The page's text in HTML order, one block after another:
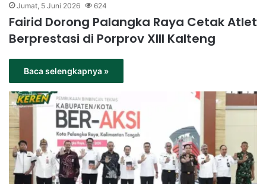
Jumat, 5 Juni 2026 624
Fairid Dorong Palangka Raya Cetak Atlet
Berprestasi di Porprov XIII Kalteng
Baca selengkapnya »